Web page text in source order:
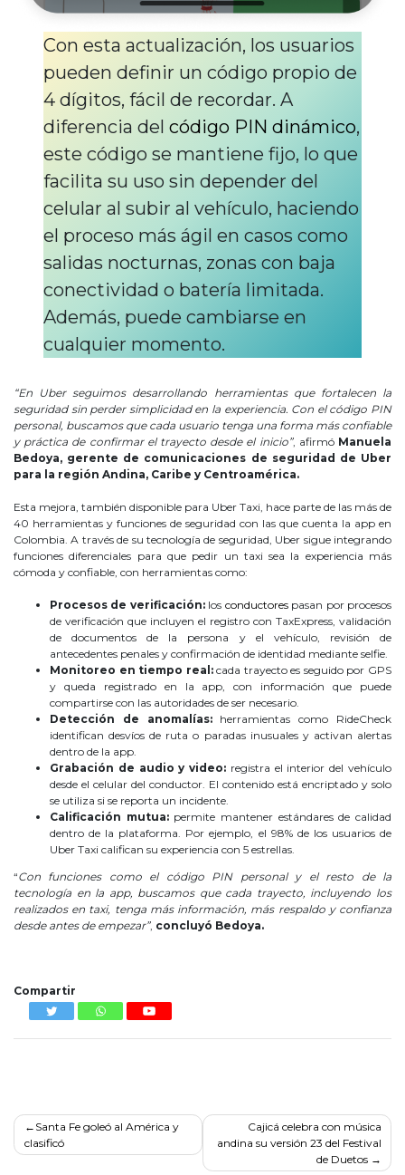
Con esta actualización, los usuarios
pueden definir un código propio de
4 dígitos, fácil de recordar. A
diferencia delcódigo PIN dinámico,
este código se mantiene fijo, lo que
facilita su uso sin depender del
celular al subir al vehículo, haciendo
el proceso más ágil en casos como
salidas nocturnas, zonas con baja
conectividad o batería limitada.
Además, puede cambiarse en
cualquier momento.
“En Uber seguimos desarrollando herramientas que fortalecen la
seguridad sin perder simplicidad en la experiencia. Con el código PIN
personal, buscamos que cada usuario tenga una forma más confiable
y práctica de confirmar el trayecto desde el inicio”, afirmó Manuela
Bedoya, gerente de comunicaciones de seguridad de Uber
para la región Andina, Caribe y Centroamérica.
Esta mejora, también disponible para Uber Taxi, hace parte de las más de
40 herramientas y funciones de seguridad con las que cuenta la app en
Colombia. A través de su tecnología de seguridad, Uber sigue integrando
funciones diferenciales para que pedir un taxi sea la experiencia más
cómoda y confiable, con herramientas como:
Procesos de verificación: los conductorespasan por procesos
de verificación que incluyen el registro con TaxExpress, validación
de documentos de la persona y el vehículo, revisión de
antecedentes penales y confirmación de identidad mediante selfie.
Monitoreo en tiempo real:cada trayecto es seguido por GPS
y queda registrado en la app, con información que puede
compartirse con las autoridades de ser necesario.
Detección de anomalías: herramientas como RideCheck
identifican desvíos de ruta o paradas inusuales y activan alertas
dentro de la app.
Grabación de audio y video: registra el interior del vehículo
desde el celular del conductor. El contenido está encriptado y solo
se utiliza si se reporta un incidente.
Calificación mutua:permite mantener estándares de calidad
dentro de la plataforma. Por ejemplo, el 98% de los usuarios de
Uber Taxi califican su experiencia con 5 estrellas.
“Con funciones como el código PIN personal y el resto de la
tecnología en la app, buscamos que cada trayecto, incluyendo los
realizados en taxi, tenga más información, más respaldo y confianza
desde antes de empezar”, concluyó Bedoya.
Compartir
Navegación
de
Santa Fe goleó al América y
clasificó
Cajicá celebra con música
andina su versión 23 del Festival
de Duetos